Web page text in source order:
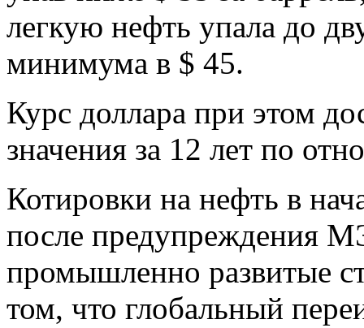
легкую нефть упала до
минимума в $ 45.
Курс доллара при этом
значения за 12 лет по
Котировки на нефть в
после предупреждения
промышленно развитые
том, что глобальный